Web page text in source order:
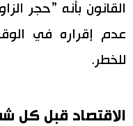
القانون بأنه ”حجر
عدم إقراره في
للخطر.
الاقتصاد قبل كل